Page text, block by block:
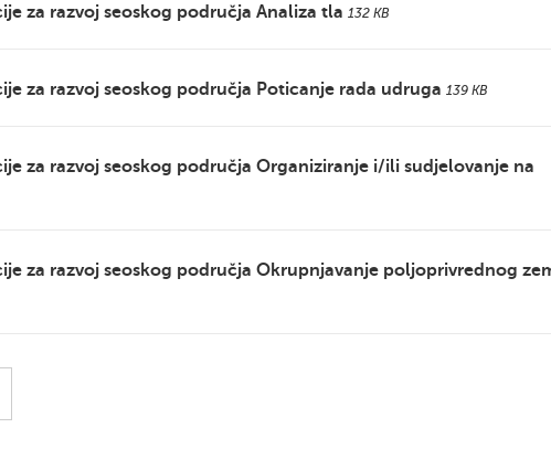
za razvoj seoskog područja Analiza tla 132 KB
za razvoj seoskog područja Poticanje rada udruga 139 KB
za razvoj seoskog područja Organiziranje i/ili sudjelovanje na
za razvoj seoskog područja Okrupnjavanje poljoprivrednog